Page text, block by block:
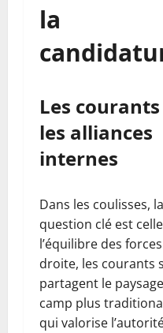
la
Les
les alliances
internes
Dans les coulisses, la
question clé est
l’équilibre des
droite, les courants
partagent le
camp plus
qui valorise